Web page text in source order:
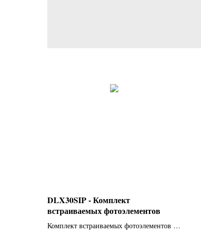
DLX30SIP - Комплект
встраиваемых фотоэлементов
Комплект встраиваемых фотоэлементов с